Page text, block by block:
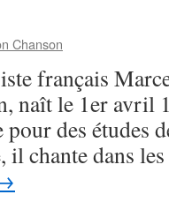
Chanson
français
naît le 1er avril
des études
il chante dans